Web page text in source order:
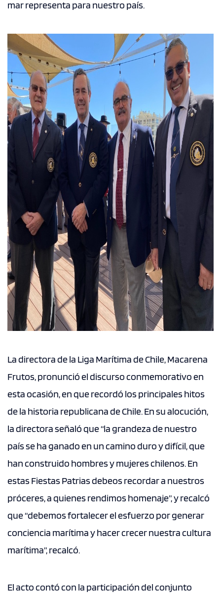
mar representa para nuestro país.
La directora de la Liga Marítima de Chile, Macarena
Frutos, pronunció el discurso conmemorativo en
esta ocasión, en que recordó los principales hitos
de la historia republicana de Chile. En su alocución,
la directora señaló que “la grandeza de nuestro
país se ha ganado en un camino duro y difícil, que
han construido hombres y mujeres chilenos. En
estas Fiestas Patrias debeos recordar a nuestros
próceres, a quienes rendimos homenaje”, y recalcó
que “debemos fortalecer el esfuerzo por generar
conciencia marítima y hacer crecer nuestra cultura
marítima”, recalcó.
El acto contó con la participación del conjunto